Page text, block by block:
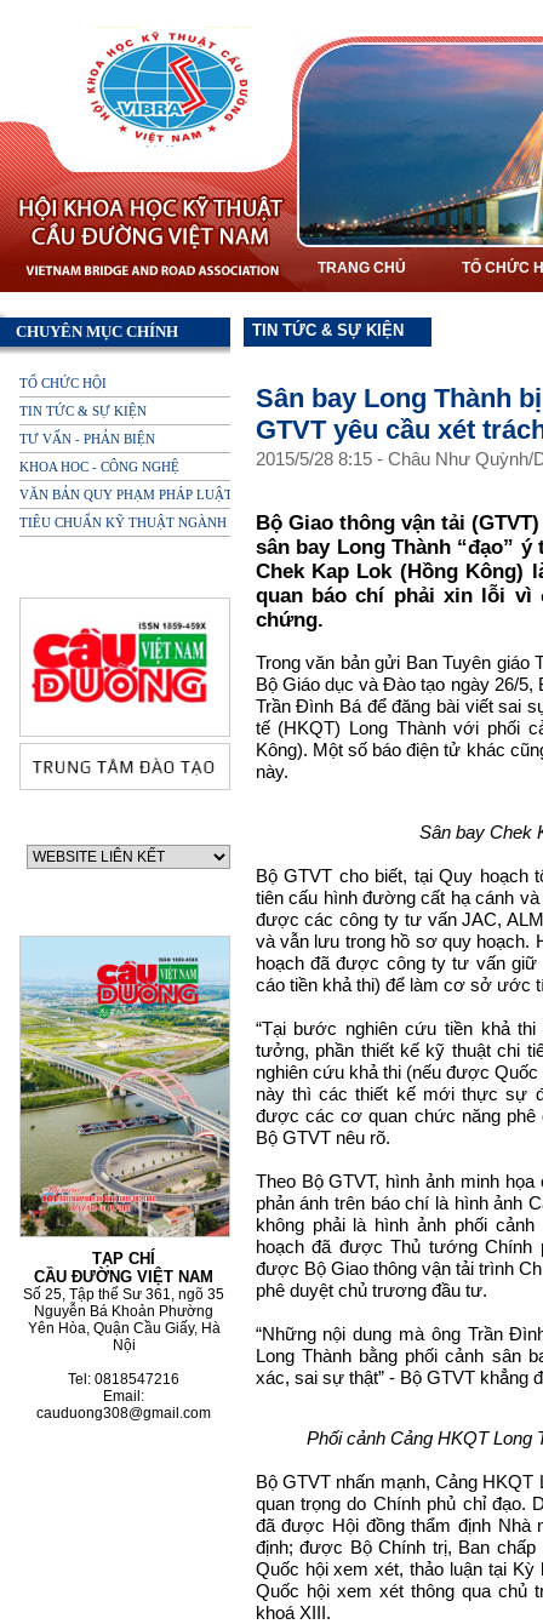
TRANG CHỦ TỔ CHỨC
CHUYÊN MỤC CHÍNH
TỔ CHỨC HỘI
TIN TỨC & SỰ KIỆN
TƯ VẤN - PHẢN BIỆN
KHOA HOC - CÔNG NGHỆ
VĂN BẢN QUY PHẠM PHÁP LUẬT
TIÊU CHUẨN KỸ THUẬT NGÀNH
TẠP CHÍ
CẦU ĐƯỜNG VIỆT NAM
Số 25, Tập thể Sư 361, ngõ 35
Nguyễn Bá Khoản Phường
Yên Hòa, Quận Cầu Giấy, Hà
Nội
Tel: 0818547216
Email:
cauduong308@gmail.com
TIN TỨC & SỰ KIỆN
Sân bay Long Thành
GTVT yêu cầu xét
2015/5/28 8:15- Châu Như Quỳnh/
Bộ Giao thông vận tải
sân bay Long Thành “đạo”
Chek Kap Lok (Hồng Kông)
quan báo chí phải xin lỗi vì
chứng.
Trong văn bản gửi Ban Tuyên giáo
Bộ Giáo dục và Đào tạo ngày 26/5,
Trần Đình Bá để đăng bài viết sai
tế (HKQT) Long Thành với phối
Kông). Một số báo điện tử khác
này.
Sân bay Chek
Bộ GTVT cho biết, tại Quy hoạch
tiên cấu hình đường cất hạ cánh
được các công ty tư vấn JAC,
và vẫn lưu trong hồ sơ quy hoạch.
hoạch đã được công ty tư vấn
cáo tiền khả thi) để làm cơ sở ước
“Tại bước nghiên cứu tiền khả
tưởng, phần thiết kế kỹ thuật chi
nghiên cứu khả thi (nếu được
này thì các thiết kế mới thực sự
được các cơ quan chức năng phê
Bộ GTVT nêu rõ.
Theo Bộ GTVT, hình ảnh minh
phản ánh trên báo chí là hình ảnh
không phải là hình ảnh phối
hoạch đã được Thủ tướng
được Bộ Giao thông vận tải trình
phê duyệt chủ trương đầu tư.
“Những nội dung mà ông Trần
Long Thành bằng phối cảnh sân
xác, sai sự thật” - Bộ GTVT khẳng
Phối cảnh Cảng HKQT Long
Bộ GTVT nhấn mạnh, Cảng
quan trọng do Chính phủ chỉ đạo.
đã được Hội đồng thẩm định Nhà
định; được Bộ Chính trị, Ban
Quốc hội xem xét, thảo luận tại
Quốc hội xem xét thông qua chủ
khoá XIII.
60 NĂM ĐIỆN BIÊN